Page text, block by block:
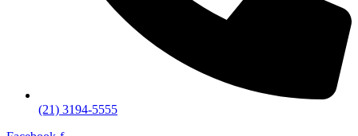
(21) 3194-5555